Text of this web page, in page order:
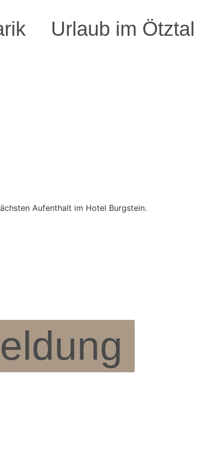
Urlaub im Ötztal
Aufenthalt im Hotel Burgstein.